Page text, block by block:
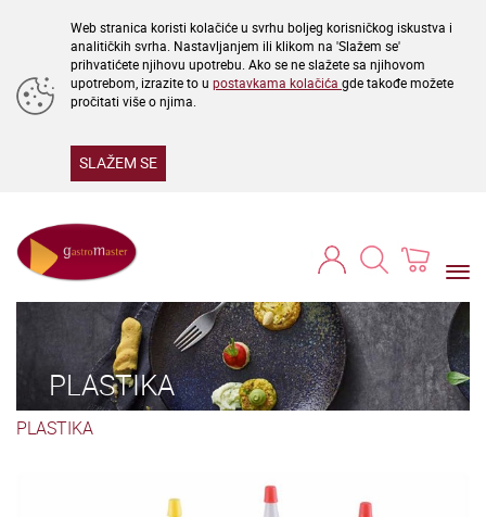
Web stranica koristi kolačiće u svrhu boljeg korisničkog iskustva i
analitičkih svrha. Nastavljanjem ili klikom na 'Slažem se'
prihvatićete njihovu upotrebu. Ako se ne slažete sa njihovom
upotrebom, izrazite to u postavkama kolačića gde takođe možete
pročitati više o njima.
SLAŽEM SE
PLASTIKA
PLASTIKA